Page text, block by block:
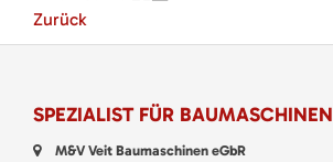
Zurück
SPEZIALIST FÜR BAUMASCHINEN
M&V Veit Baumaschinen eGbR